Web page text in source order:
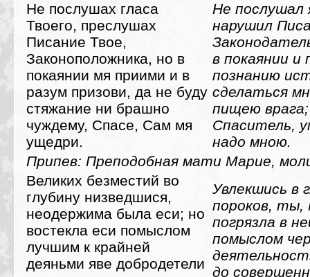
Не послушах гласа
Твоего, преслушах
Писание Твое,
Законоположника, но в
покаянии мя приими и в
разум призови, да не буду
стяжание ни брашно
чуждему, Спасе, Сам мя
ущедри.
Не послушал
нарушил
в покаянии и
познанию
сделаться
пищею
Спаситель,
надо мною.
Припев: Преподобная мати Марие,
Великих безместий во
глубину низведшися,
неодержима была еси; но
востекла еси помыслом
лучшим к крайней
деяньми яве добродетели
Увлекшись в
пороков, ты,
погрязла в
помыслом
до